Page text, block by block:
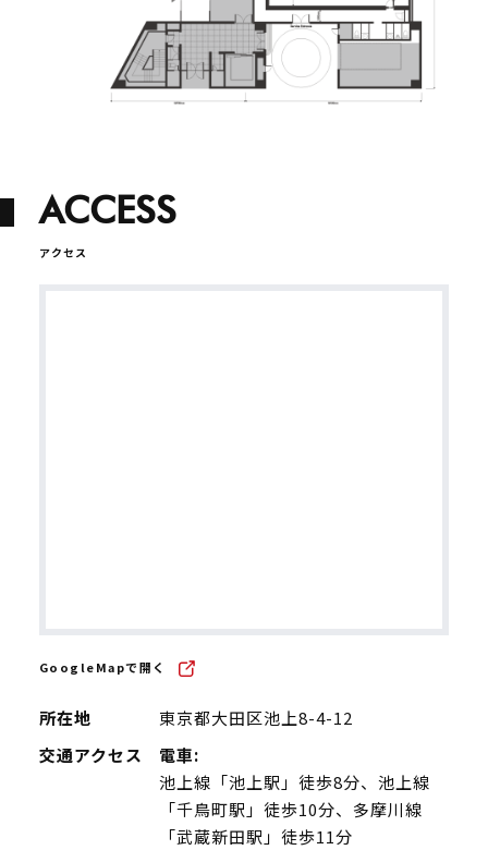
ACCESS
アクセス
GoogleMapで開く
所在地
東京都大田区池上8-4-12
交通アクセス
電車:
池上線「池上駅」徒歩8分、池上線
「千鳥町駅」徒歩10分、多摩川線
「武蔵新田駅」徒歩11分